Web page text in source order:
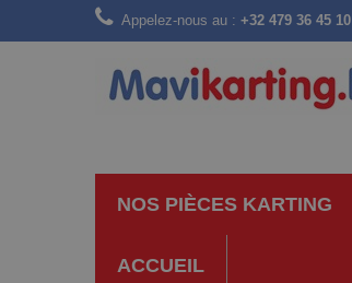
Appelez-nous au : +32 479 36 45 10
NOS PIÈCES KARTING
ACCUEIL